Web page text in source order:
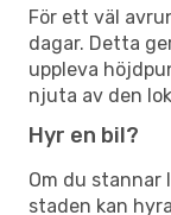
För ett väl
dagar. Detta
uppleva
njuta av den
Hyr en bil?
Om du stannar
staden kan